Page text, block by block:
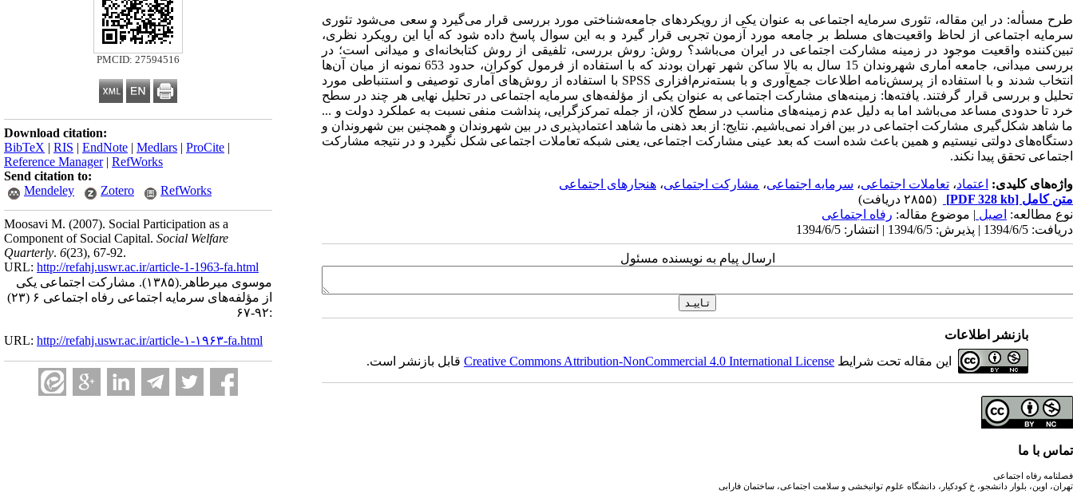
PMCID: 27594516
Download citation:
BibTeX | RIS | EndNote | Medlars | ProCite |
Reference Manager| RefWorks
Send citation to:
Mendeley
Zotero RefWorks
Moosavi M. (2007). Social Participation as a
Component of Social Capital. Social Welfare
Quarterly. 6(23), 67-92.
URL: http://refahj.uswr.ac.ir/article-1-1963-fa.html
موسوی میرطاهر.(۱۳۸۵).
مشارکت اجتماعی یکی
از مؤلفه‌های سرمایه اجتماعی رفاه اجتماعی ۶ (۲۳)
:۹۲-۶۷
URL: http://refahj.uswr.ac.ir/article-۱-۱۹۶۳-fa.html
طرح مسأله: در این مقاله، تئوری سرمایه اجتماعی به عنوان یکی از رویکردهای جامعه‌شناختی مورد بررسی قرار می‌گیرد و سعی می‌شود تئوری
سرمایه اجتماعی از لحاظ واقعیت‌های مسلط بر جامعه مورد آزمون تجربی قرار گیرد و به این سوال پاسخ داده شود که آیا این رویکرد نظری،
تبین‌کننده واقعیت موجود در زمینه مشارکت اجتماعی در ایران می‌باشد؟ روش: روش بررسی، تلفیقی از روش کتابخانه‌ای و میدانی است؛ در
بررسی میدانی، جامعه‌ آماری شهروندان 15 سال به بالا ساکن شهر تهران بودند که با استفاده از فرمول کوکران، حدود 653 نمونه از میان آن‌ها
انتخاب شدند و با استفاده از پرسش‌نامه اطلاعات جمع‌آوری و با بسته‌نرم‌افزاری SPSS با استفاده از روش‌های آماری توصیفی و استنباطی مورد
تحلیل و بررسی قرار گرفتند. یافته‌ها: زمینه‌های مشارکت اجتماعی به عنوان یکی از مؤلفه‌های سرمایه اجتماعی در تحلیل نهایی هر چند در سطح
خرد تا حدودی مساعد می‌باشد اما به دلیل عدم زمینه‌های مناسب در سطح کلان، از جمله تمرکزگرایی، پنداشت منفی نسبت به عملکرد دولت و ...
ما شاهد شکل‌گیری مشارکت اجتماعی در بین افراد نمی‌باشیم. نتایج: از بعد ذهنی ما شاهد اعتمادپذیری در بین شهروندان و همچنین بین شهروندان و
دستگاه‌های دولتی نیستیم و همین باعث شده است که بعد عینی مشارکت اجتماعی، یعنی شبکه تعاملات اجتماعی شکل نگیرد و در نتیجه مشارکت
اجتماعی تحقق پیدا نکند.
واژه‌های کلیدی: اعتماد، تعاملات اجتماعی، سرمایه اجتماعی، مشارکت اجتماعی، هنجارهای اجتماعی
متن کامل [PDF 328 kb]
(۲۸۵۵ دریافت)
نوع مطالعه: اصیل | موضوع مقاله: رفاه اجتماعی
دریافت: 1394/6/5 | پذیرش: 1394/6/5 | انتشار: 1394/6/5
ارسال پیام به نویسنده مسئول
بازنشر اطلاعات
این مقاله تحت شرایط Creative Commons Attribution-NonCommercial 4.0 International Licenseقابل بازنشر است.
تماس با ما
فصلنامه رفاه اجتماعی
تهران، اوین، بلوار دانشجو، خ کودکیار، دانشگاه علوم توانبخشی و سلامت اجتماعی، ساختمان فارابی